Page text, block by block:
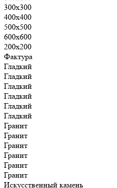
300х300
400х400
500х500
600х600
200х200
Фактура
Гладкий
Гладкий
Гладкий
Гладкий
Гладкий
Гладкий
Гранит
Гранит
Гранит
Гранит
Гранит
Гранит
Искусственный камень